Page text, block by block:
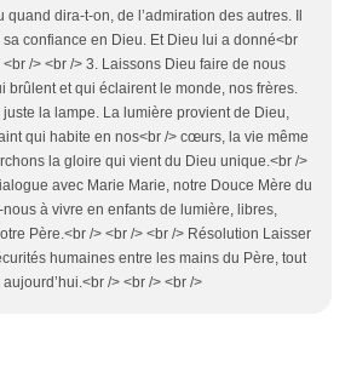
quand dira-t-on, de l’admiration des autres. Il
sa confiance en Dieu. Et Dieu lui a donné<br
<br /> <br /> 3. Laissons Dieu faire de nous
brûlent et qui éclairent le monde, nos frères.
la lampe. La lumière provient de Dieu,
qui habite en nos<br /> cœurs, la vie même
la gloire qui vient du Dieu unique.<br />
avec Marie Marie, notre Douce Mère du
à vivre en enfants de lumière, libres,
Père.<br /> <br /> <br /> Résolution Laisser
humaines entre les mains du Père, tout
/> <br /> <br />